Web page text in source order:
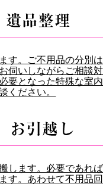
す。ご不用品の分別
伺いしながらご相談対
要となった特殊な室
ください。
します。必要であれ
す。あわせて不用品